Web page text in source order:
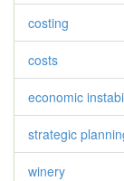
costing
costs
economic
strategic
winery